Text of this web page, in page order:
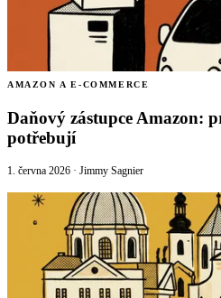
🇨🇭 Švýcarsko
Daňový zástupce pro
🇪🇸 Španělsko
Švédsko
🇨🇭 Švýcarsko
AMAZON A E-COMMERCE
Daňový zástupce Amazon:
potřebují
1. června 2026 · Jimmy Sagnier